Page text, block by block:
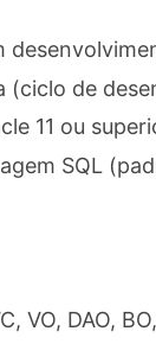
(ciclo de
11 ou
SQL
VO, DAO,